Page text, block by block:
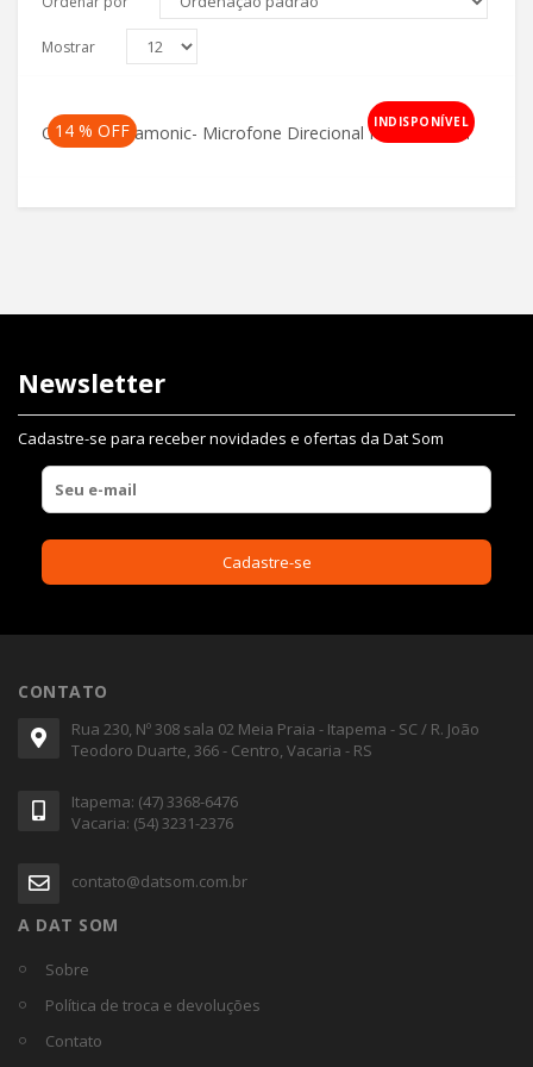
Mostrar
INDISPONÍVEL
14 % OFF
Cammic Saramonic- Microfone Direcional Para Câmera
price
price
Newsletter
Cadastre-se para receber novidades e ofertas da Dat Som
CONTATO
Rua 230, Nº 308 sala 02 Meia Praia - Itapema - SC / R. João
Teodoro Duarte, 366 - Centro, Vacaria - RS
Itapema: (47) 3368-6476
Vacaria: (54) 3231-2376
contato@datsom.com.br
A DAT SOM
Sobre
Política de troca e devoluções
Contato